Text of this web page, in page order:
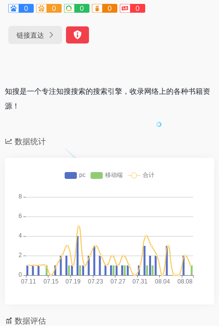
0
0 0 0 0
链接直达
知搜是一个专注知搜搜索的搜索引擎，收录网络上的各种书籍资
源！
数据统计
数据评估